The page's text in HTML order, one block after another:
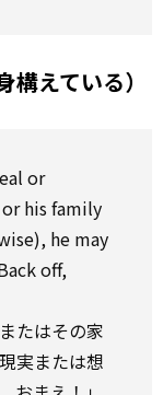
えている）
or
his family
he may
off,
たはその家
実または想